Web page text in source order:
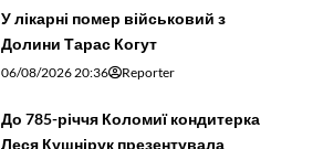
У лікарні помер військовий з
Долини Тарас Когут
06/08/2026 20:36 Reporter
До 785-річчя Коломиї кондитерка
Леся Кушнірук презентувала